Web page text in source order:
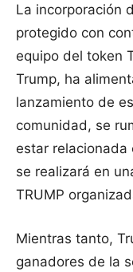
La incorporación
protegido con
equipo del token
Trump, ha
lanzamiento de
comunidad, se
estar relacionada
se realizará en
TRUMP
Mientras tanto,
ganadores de la